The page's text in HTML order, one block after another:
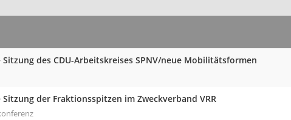
des CDU-Arbeitskreises SPNV/neue Mobilitätsformen
der Fraktionsspitzen im Zweckverband VRR